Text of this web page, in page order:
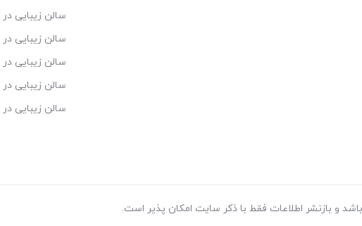
سالن زیبایی در
سالن زیبایی در
سالن زیبایی
سالن زیبایی در
سالن زیبایی
و بازنشر اطلاعات فقط با ذکر سایت امکان پذیر است.